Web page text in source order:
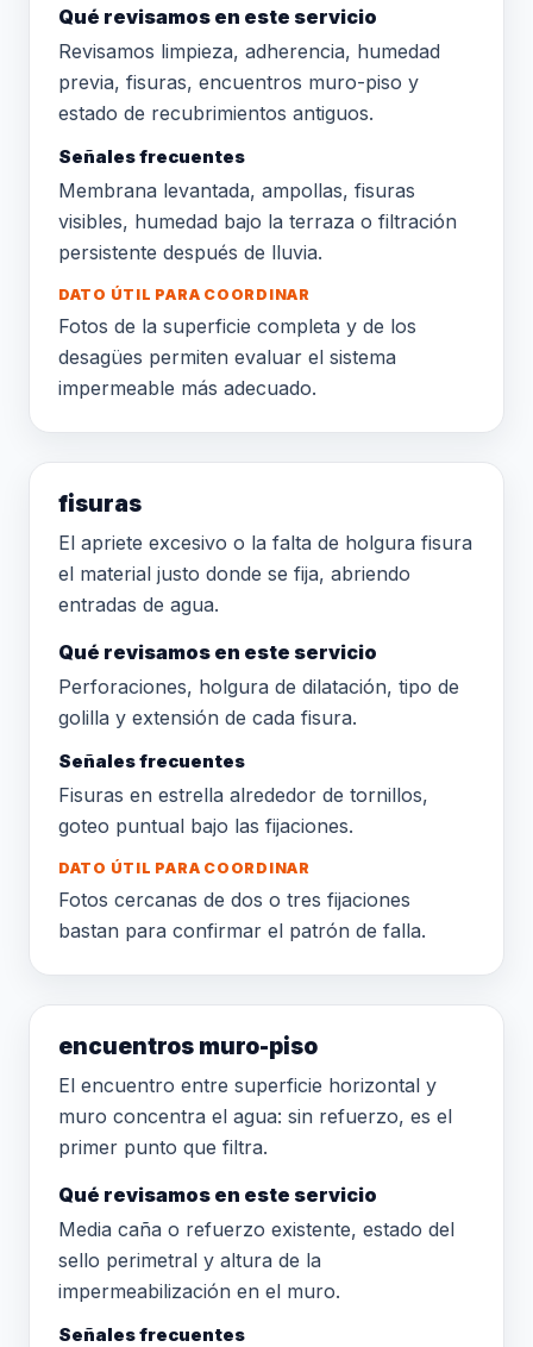
Qué revisamos en este servicio
Revisamos limpieza, adherencia, humedad
previa, fisuras, encuentros muro-piso y
estado de recubrimientos antiguos.
Señales frecuentes
Membrana levantada, ampollas, fisuras
visibles, humedad bajo la terraza o filtración
persistente después de lluvia.
DATO ÚTIL PARA COORDINAR
Fotos de la superficie completa y de los
desagües permiten evaluar el sistema
impermeable más adecuado.
fisuras
El apriete excesivo o la falta de holgura fisura
el material justo donde se fija, abriendo
entradas de agua.
Qué revisamos en este servicio
Perforaciones, holgura de dilatación, tipo de
golilla y extensión de cada fisura.
Señales frecuentes
Fisuras en estrella alrededor de tornillos,
goteo puntual bajo las fijaciones.
DATO ÚTIL PARA COORDINAR
Fotos cercanas de dos o tres fijaciones
bastan para confirmar el patrón de falla.
encuentros muro-piso
El encuentro entre superficie horizontal y
muro concentra el agua: sin refuerzo, es el
primer punto que filtra.
Qué revisamos en este servicio
Media caña o refuerzo existente, estado del
sello perimetral y altura de la
impermeabilización en el muro.
Señales frecuentes